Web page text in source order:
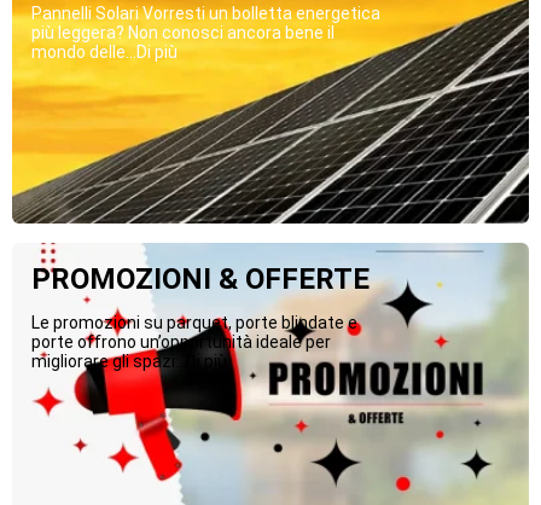
Pannelli Solari Vorresti un bolletta energetica
più leggera? Non conosci ancora bene il
mondo delle...Di più
PROMOZIONI & OFFERTE
Le promozioni su parquet, porte blindate e
porte offrono un’opportunità ideale per
migliorare gli spazi...Di più